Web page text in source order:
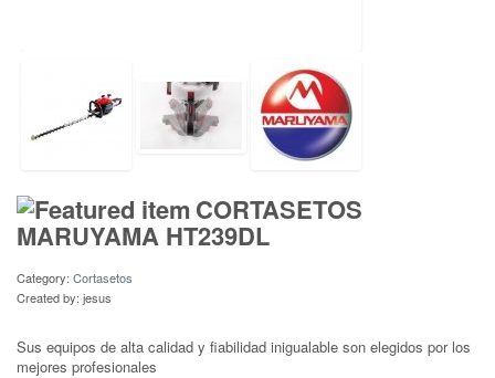
CORTASETOS
MARUYAMA HT239DL
Category: Cortasetos
Created by: jesus
Sus equipos de alta calidad y fiabilidad inigualable son elegidos por los
mejores profesionales